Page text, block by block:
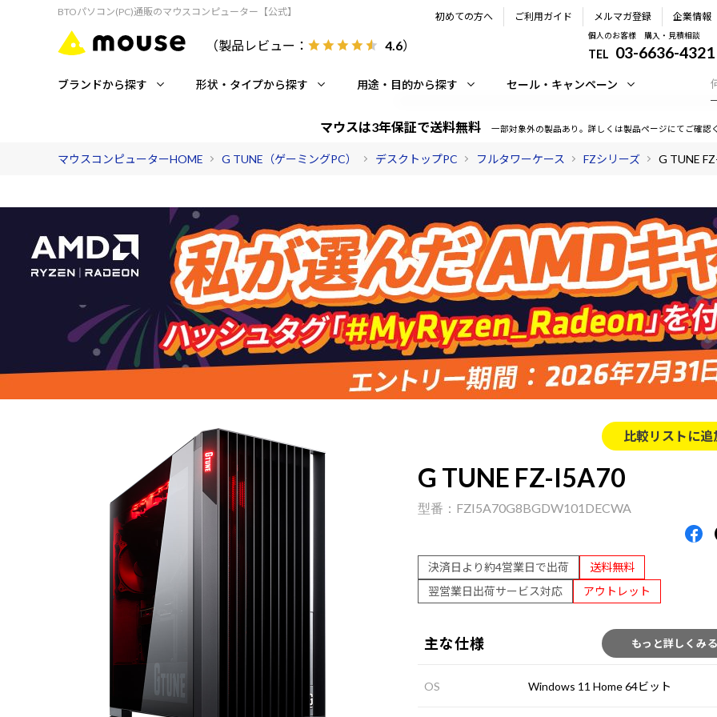
BTOパソコン(PC)通販のマウスコンピューター【公式】
（製品レビュー： 4.6）
初めての方へ ご利用ガイド メルマガ登録 企業情報
個人のお客様 購入・見積相談
TEL 03-6636-4321
ブランドから探す 形状・タイプから探す 用途・目的から探す セール・キャンペーン
マウスは3年保証で送料無料 一部対象外の製品あり。詳しくは製品ページにてご確認
マウスコンピューターHOME G TUNE（ゲーミングPC） デスクトップPC フルタワーケース FZシリーズ G TUNE
比較リストに追
G TUNE FZ-I5A70
FZI5A70G8BGDW101DECWA
決済日より約4営業日で出荷
送料無料
翌営業日出荷サービス対応
アウトレット
主な仕様 もっと詳しくみ
OS Windows 11 Home 64ビット